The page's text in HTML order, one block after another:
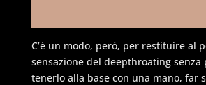
C’è un modo, però, per restituire al
sensazione del deepthroating senza
tenerlo alla base con una mano, far